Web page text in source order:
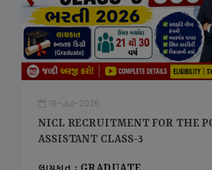
18-Jul-2026
NICL RECRUITMENT FOR THE
ASSISTANT CLASS-3